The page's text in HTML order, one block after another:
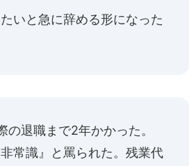
いと急に辞める形になった
の退職まで2年かかった。
常識』と罵られた。残業代